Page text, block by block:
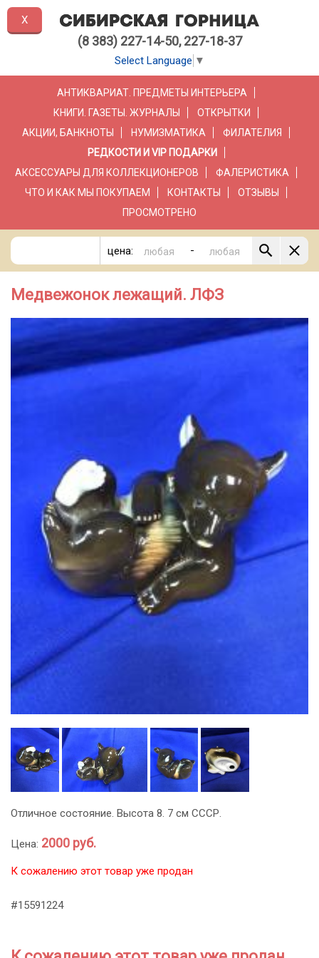
(8 383) 227-14-50, 227-18-37
Select Language ▼
АНТИКВАРИАТ. ПРЕДМЕТЫ ИНТЕРЬЕРА
КНИГИ. ГАЗЕТЫ. ЖУРНАЛЫ
ОТКРЫТКИ
АКЦИИ, БАНКНОТЫ
НУМИЗМАТИКА
ФИЛАТЕЛИЯ
РЕДКОСТИ И VIP ПОДАРКИ
АКСЕССУАРЫ ДЛЯ КОЛЛЕКЦИОНЕРОВ
ФАЛЕРИСТИКА
ЧТО И КАК МЫ ПОКУПАЕМ
КОНТАКТЫ
ОТЗЫВЫ
ПРОСМОТРЕНО
цена: -
Медвежонок лежащий. ЛФЗ
Отличное состояние. Высота 8. 7 см СССР.
Цена: 2000 руб.
К сожалению этот товар уже продан
#15591224
X